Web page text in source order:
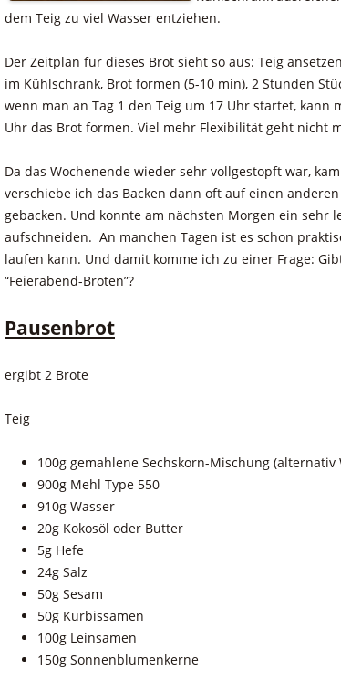
dem Teig zu viel Wasser entziehen.
Der Zeitplan für dieses Brot sieht so aus: Teig
im Kühlschrank, Brot formen (5-10 min), 2 Stunden
wenn man an Tag 1 den Teig um 17 Uhr startet, kann
Uhr das Brot formen. Viel mehr Flexibilität geht nicht
Da das Wochenende wieder sehr vollgestopft war,
verschiebe ich das Backen dann oft auf einen
gebacken. Und konnte am nächsten Morgen ein sehr
aufschneiden. An manchen Tagen ist es schon
laufen kann. Und damit komme ich zu einer Frage:
“Feierabend-Broten”?
Pausenbrot
ergibt 2 Brote
Teig
100g gemahlene Sechskorn-Mischung
900g Mehl Type 550
910g Wasser
20g Kokosöl oder Butter
5g Hefe
24g Salz
50g Sesam
50g Kürbissamen
100g Leinsamen
150g Sonnenblumenkerne